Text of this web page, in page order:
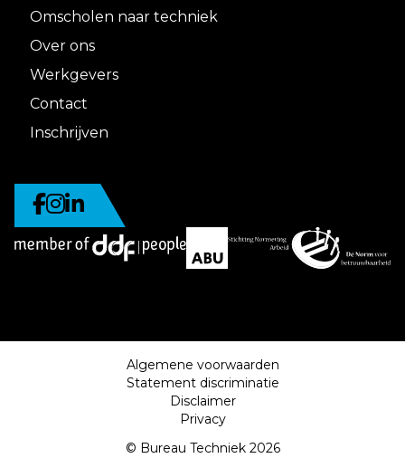
Omscholen naar techniek
Over ons
Werkgevers
Contact
Inschrijven
Algemene voorwaarden
Statement discriminatie
Disclaimer
Privacy
© Bureau Techniek 2026